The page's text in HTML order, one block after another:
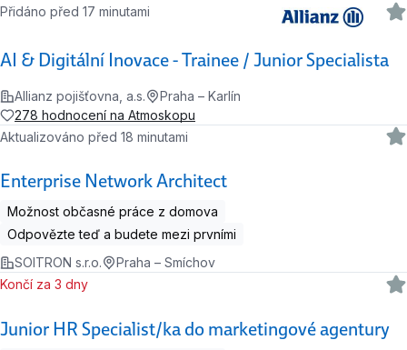
AI & Digitální Inovace - Trainee / Junior Specialista
Přidáno před 17 minutami
Allianz pojišťovna, a.s.
Praha – Karlín
278 hodnocení na Atmoskopu
Enterprise Network Architect
Aktualizováno před 18 minutami
Možnost občasné práce z domova
Odpovězte teď a budete mezi prvními
SOITRON s.r.o.
Praha – Smíchov
Junior HR Specialist/ka do marketingové agentury
Končí za 3 dny